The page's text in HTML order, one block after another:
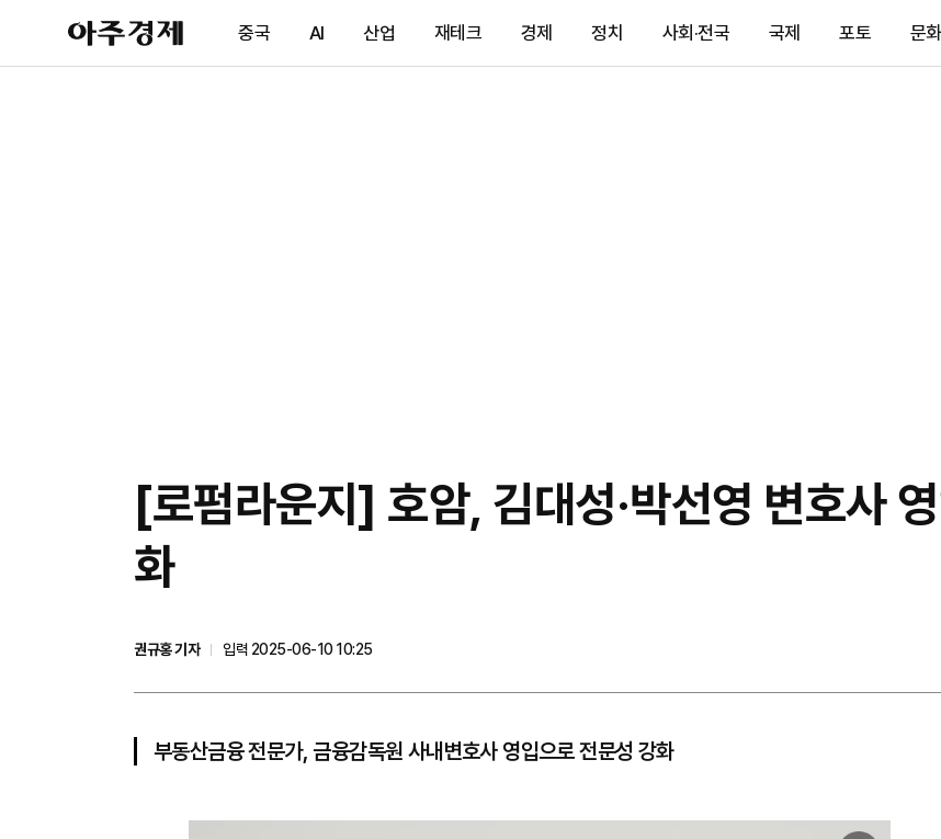
아
주
제
중국 AI 산업 재테크 경제 정치 사회·전국 국제 포토 문
[로펌라운지] 호암, 김대성·박선영 변호사
화
권규홍 기자
입력 2025-06-10 10:25
부동산금융 전문가, 금융감독원 사내변호사 영입으로 전문성 강화